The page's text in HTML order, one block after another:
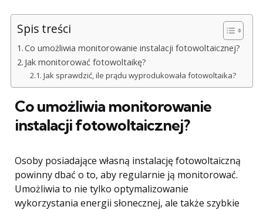
Spis treści
Co umożliwia monitorowanie instalacji fotowoltaicznej?
Jak monitorować fotowoltaikę?
Jak sprawdzić, ile prądu wyprodukowała fotowoltaika?
Co umożliwia monitorowanie
instalacji fotowoltaicznej?
Osoby posiadające własną instalację fotowoltaiczną
powinny dbać o to, aby regularnie ją monitorować.
Umożliwia to nie tylko optymalizowanie
wykorzystania energii słonecznej, ale także szybkie